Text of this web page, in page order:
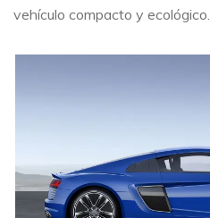
vehículo compacto y ecológico.